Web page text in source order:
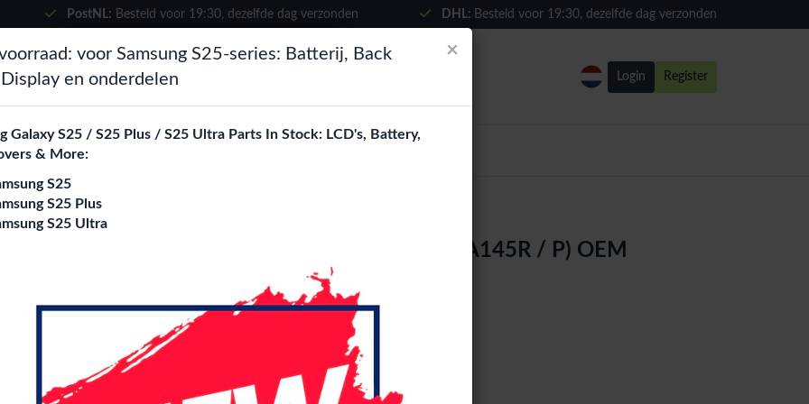
×
Kies je taal
Het lijkt erop dat je inVerenigde
Statenbent.
PostNL: Besteld voor 19:30, dezelfde dag verzonden DHL: Besteld voor 19:30, dezelfde dag verzonden
zoeken Login Register
City Blogs
Samsung Galaxy A14 4G (A145R / P) OEM
Oplaadpoort
×
voor Samsung S25-series: Batterij, Back
en onderdelen
Galaxy S25 / S25 Plus / S25 Ultra Parts In Stock: LCD's, Battery,
& More:
S25
S25 Plus
S25 Ultra